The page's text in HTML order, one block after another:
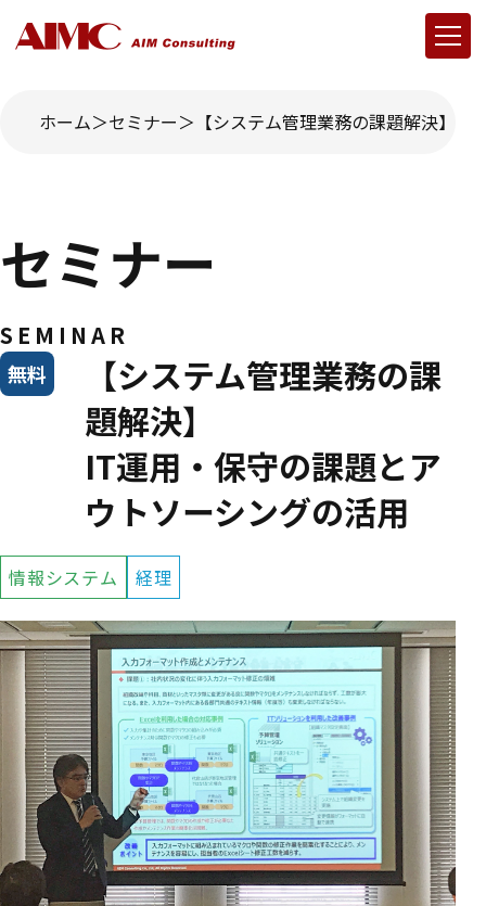
ホーム セミナー 【システム管理業務の課題解決】
セミナー
SEMINAR
【システム管理業務の課
題解決】
IT運用・保守の課題とア
ウトソーシングの活用
無料
情報システム 経理